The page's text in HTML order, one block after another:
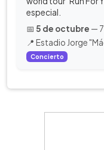
especial.
📅 5 de octubre —
📍 Estadio Jorge
Concierto